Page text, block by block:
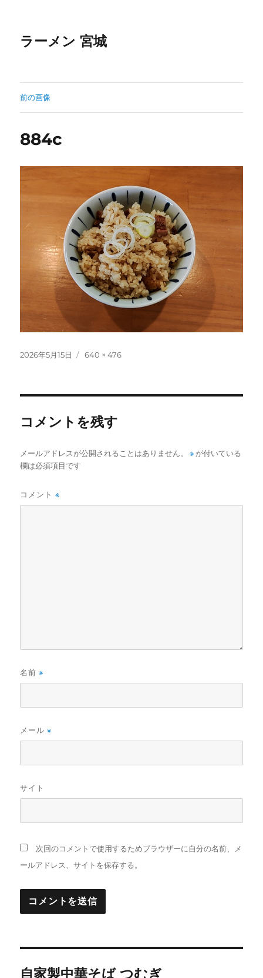
ラーメン 宮城
前の画像
884c
投
2026年5月15日
フ
640 × 476
コメントを残す
メールアドレスが公開されることはありません。 ※ が付いている
欄は必須項目です
コメント※
名前※
メール※
サイト
次回のコメントで使用するためブラウザーに自分の名前、メ
ールアドレス、サイトを保存する。
自家製中華そば つむぎ